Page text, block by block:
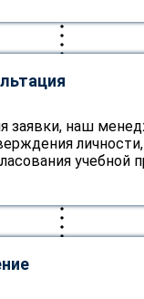
заявки, наш
учебной